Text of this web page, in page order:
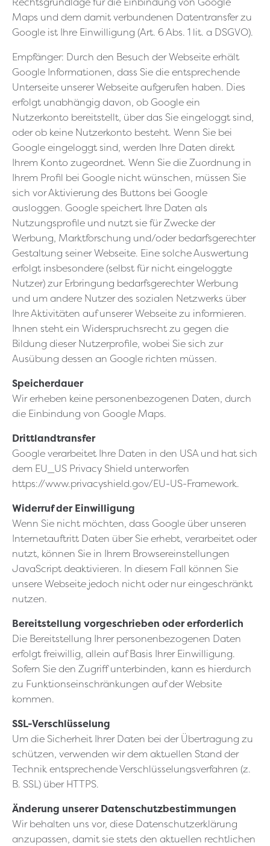
Maps und dem damit verbundenen Datentransfer zu
Google ist Ihre Einwilligung (Art. 6 Abs. 1 lit. a DSGVO).
Empfänger: Durch den Besuch der Webseite erhält
Google Informationen, dass Sie die entsprechende
Unterseite unserer Webseite aufgerufen haben. Dies
erfolgt unabhängig davon, ob Google ein
Nutzerkonto bereitstellt, über das Sie eingeloggt sind,
oder ob keine Nutzerkonto besteht. Wenn Sie bei
Google eingeloggt sind, werden Ihre Daten direkt
Ihrem Konto zugeordnet. Wenn Sie die Zuordnung in
Ihrem Profil bei Google nicht wünschen, müssen Sie
sich vor Aktivierung des Buttons bei Google
ausloggen. Google speichert Ihre Daten als
Nutzungsprofile und nutzt sie für Zwecke der
Werbung, Marktforschung und/oder bedarfsgerechter
Gestaltung seiner Webseite. Eine solche Auswertung
erfolgt insbesondere (selbst für nicht eingeloggte
Nutzer) zur Erbringung bedarfsgerechter Werbung
und um andere Nutzer des sozialen Netzwerks über
Ihre Aktivitäten auf unserer Webseite zu informieren.
Ihnen steht ein Widerspruchsrecht zu gegen die
Bildung dieser Nutzerprofile, wobei Sie sich zur
Ausübung dessen an Google richten müssen.
Speicherdauer
Wir erheben keine personenbezogenen Daten, durch
die Einbindung von Google Maps.
Drittlandtransfer
Google verarbeitet Ihre Daten in den USA und hat sich
dem EU_US Privacy Shield unterworfen
https://www.privacyshield.gov/EU-US-Framework.
Widerruf der Einwilligung
Wenn Sie nicht möchten, dass Google über unseren
Internetauftritt Daten über Sie erhebt, verarbeitet oder
nutzt, können Sie in Ihrem Browsereinstellungen
JavaScript deaktivieren. In diesem Fall können Sie
unsere Webseite jedoch nicht oder nur eingeschränkt
nutzen.
Bereitstellung vorgeschrieben oder erforderlich
Die Bereitstellung Ihrer personenbezogenen Daten
erfolgt freiwillig, allein auf Basis Ihrer Einwilligung.
Sofern Sie den Zugriff unterbinden, kann es hierdurch
zu Funktionseinschränkungen auf der Website
kommen.
SSL-Verschlüsselung
Um die Sicherheit Ihrer Daten bei der Übertragung zu
schützen, verwenden wir dem aktuellen Stand der
Technik entsprechende Verschlüsselungsverfahren (z.
B. SSL) über HTTPS.
Änderung unserer Datenschutzbestimmungen
Wir behalten uns vor, diese Datenschutzerklärung
anzupassen, damit sie stets den aktuellen rechtlichen